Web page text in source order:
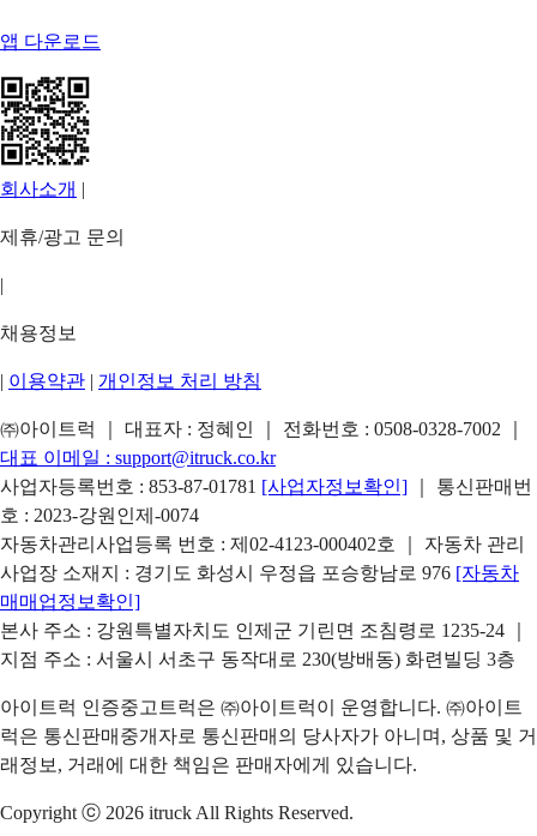
앱 다운로드
회사소개 |
제휴/광고 문의
|
채용정보
| 이용약관 | 개인정보 처리 방침
㈜아이트럭 ｜ 대표자 : 정혜인 ｜ 전화번호 : 0508-0328-7002
대표 이메일 : support@itruck.co.kr
사업자등록번호 : 853-87-01781 [사업자정보확인]
｜ 통신판매번
호 : 2023-강원인제-0074
자동차관리사업등록 번호 : 제02-4123-000402호 ｜ 자동차 관리
사업장 소재지 : 경기도 화성시 우정읍 포승항남로 976 [자동차
매매업정보확인]
본사 주소 : 강원특별자치도 인제군 기린면 조침령로 1235-24 ｜
지점 주소 : 서울시 서초구 동작대로 230(방배동) 화련빌딩 3층
아이트럭 인증중고트럭은 ㈜아이트럭이 운영합니다. ㈜아이트
럭은 통신판매중개자로 통신판매의 당사자가 아니며, 상품 및 거
래정보, 거래에 대한 책임은 판매자에게 있습니다.
Copyright ⓒ 2026 itruck All Rights Reserved.